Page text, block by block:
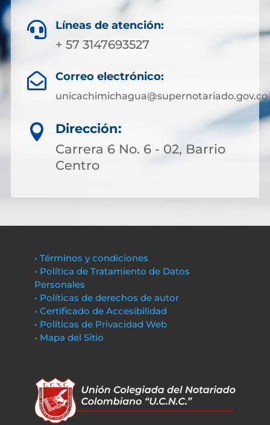
 Líneas de atención:
+ 57 3147693527
 Correo electrónico:
unicachimichagua@supernotariado.gov.co

Dirección:
Carrera 6 No. 6 - 02, Barrio
Centro
• Términos y condiciones
• Política de Tratamiento de Datos
Personales
• Políticas de derechos de autor
• Certificado de Accesibilidad
• Políticas de Privacidad Web
• Mapa del Sitio